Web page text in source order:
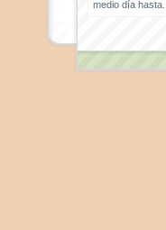
medio día hasta...